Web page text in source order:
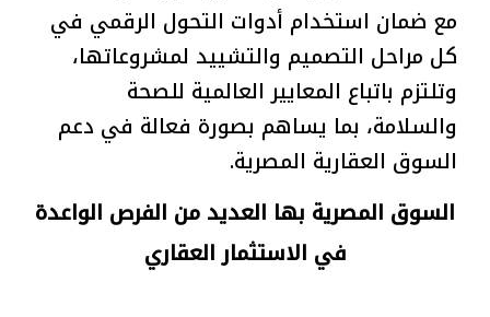
مع ضمان استخدام أدوات التحول الرقمي في
كل مراحل التصميم والتشييد لمشروعاتها،
وتلتزم باتباع المعايير العالمية للصحة
والسلامة، بما يساهم بصورة فعالة في دعم
السوق العقارية المصرية.
السوق المصرية بها العديد من الفرص الواعدة
في الاستثمار العقاري